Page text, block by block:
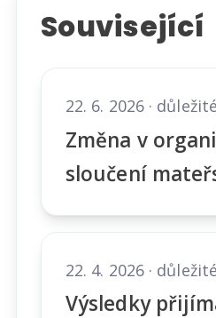
Související
22. 6. 2026 ·
Změna v
sloučení
22. 4. 2026 ·
Výsledky